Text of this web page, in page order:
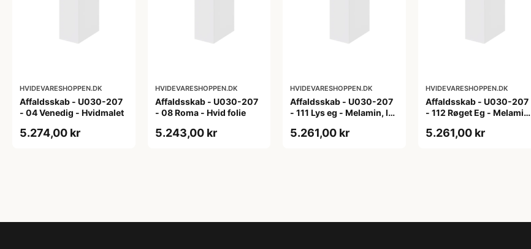
HVIDEVARESHOPPEN.DK
Affaldsskab - U030-207
- 04 Venedig - Hvidmalet
5.274,00 kr
HVIDEVARESHOPPEN.DK
Affaldsskab - U030-207
- 08 Roma - Hvid folie
5.243,00 kr
HVIDEVARESHOPPEN.DK
Affaldsskab - U030-207
- 111 Lys eg - Melamin, lys
5.261,00 kr
HVIDEVARESHOPPEN.DK
Affaldsskab - U030-207
- 112 Røget Eg - Melamin,
5.261,00 kr